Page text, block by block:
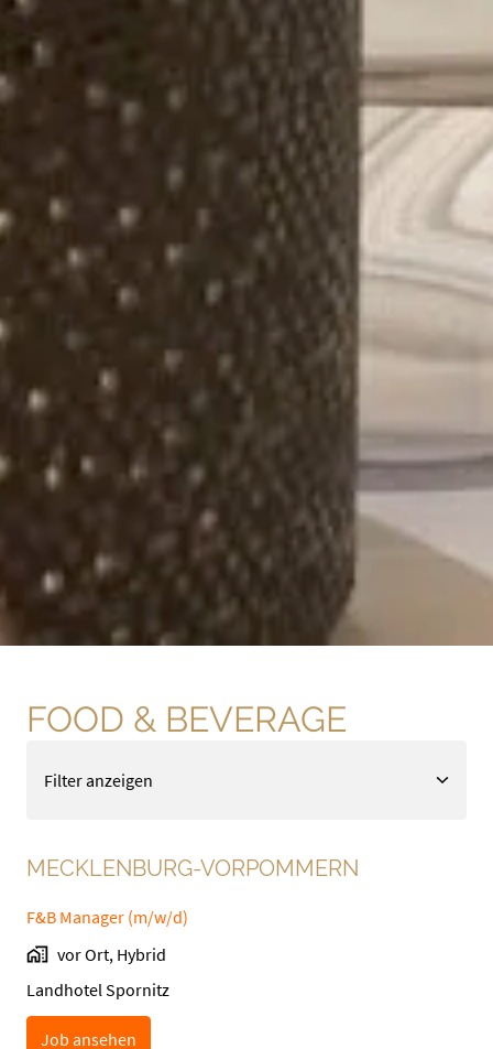
FOOD & BEVERAGE
Filter anzeigen
MECKLENBURG-VORPOMMERN
F&B Manager (m/w/d)
vor Ort, Hybrid
Landhotel Spornitz
Job ansehen